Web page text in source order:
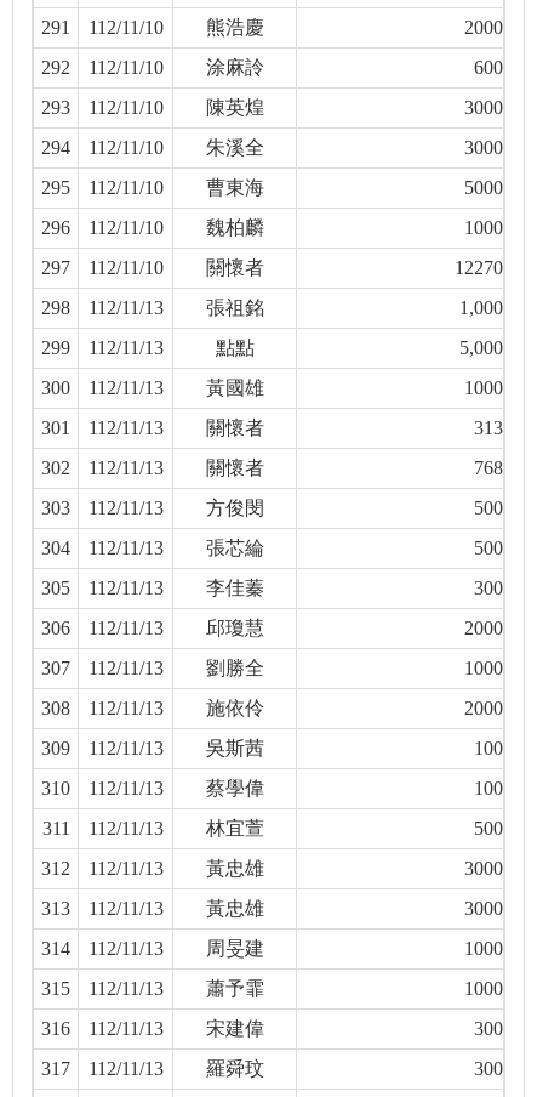
291 112/11/10 熊浩慶
2000
292
112/11/10 涂麻詅
600
293
112/11/10 陳英煌
3000
294
112/11/10 朱溪全
3000
295
112/11/10 曹東海
5000
296
112/11/10 魏柏麟
1000
297
112/11/10 關懷者
12270
298
112/11/13 張祖銘
1,000
299
112/11/13 點點
5,000
300
112/11/13 黃國雄
1000
301
112/11/13 關懷者
313
302
112/11/13 關懷者
768
303
112/11/13 方俊閔
500
304
112/11/13 張芯綸
500
305
112/11/13 李佳蓁
300
306
112/11/13 邱瓊慧
2000
307
112/11/13 劉勝全
1000
308
112/11/13 施依伶
2000
309
112/11/13 吳斯茜
100
310
112/11/13 蔡學偉
100
311
112/11/13 林宜萱
500
312
112/11/13 黃忠雄
3000
313
112/11/13 黃忠雄
3000
314
112/11/13 周旻建
1000
315
112/11/13 蕭予霏
1000
316
112/11/13 宋建偉
300
317
112/11/13 羅舜玟
300